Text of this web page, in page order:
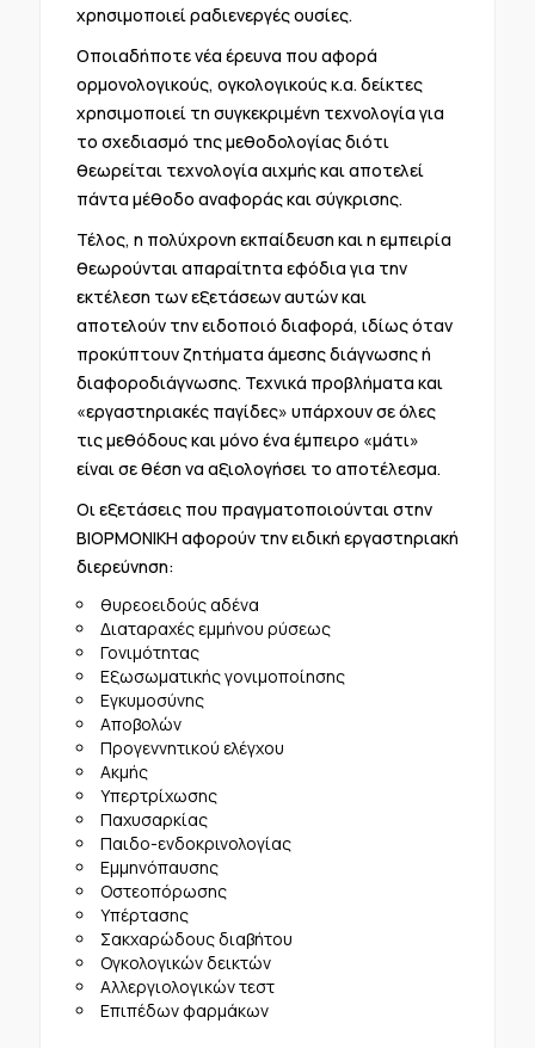
χρησιμοποιεί ραδιενεργές ουσίες.
Οποιαδήποτε νέα έρευνα που αφορά
ορμονολογικούς, ογκολογικούς κ.α. δείκτες
χρησιμοποιεί τη συγκεκριμένη τεχνολογία για
το σχεδιασμό της μεθοδολογίας διότι
θεωρείται τεχνολογία αιχμής και αποτελεί
πάντα μέθοδο αναφοράς και σύγκρισης.
Τέλος, η πολύχρονη εκπαίδευση και η εμπειρία
θεωρούνται απαραίτητα εφόδια για την
εκτέλεση των εξετάσεων αυτών και
αποτελούν την ειδοποιό διαφορά, ιδίως όταν
προκύπτουν ζητήματα άμεσης διάγνωσης ή
διαφοροδιάγνωσης. Τεχνικά προβλήματα και
«εργαστηριακές παγίδες» υπάρχουν σε όλες
τις μεθόδους και μόνο ένα έμπειρο «μάτι»
είναι σε θέση να αξιολογήσει το αποτέλεσμα.
Οι εξετάσεις που πραγματοποιούνται στην
ΒΙΟΡΜΟΝΙΚΗ αφορούν την ειδική εργαστηριακή
διερεύνηση:
θυρεοειδούς αδένα
Διαταραχές εμμήνου ρύσεως
Γονιμότητας
Εξωσωματικής γονιμοποίησης
Εγκυμοσύνης
Αποβολών
Προγεννητικού ελέγχου
Ακμής
Υπερτρίχωσης
Παχυσαρκίας
Παιδο-ενδοκρινολογίας
Εμμηνόπαυσης
Οστεοπόρωσης
Υπέρτασης
Σακχαρώδους διαβήτου
Ογκολογικών δεικτών
Αλλεργιολογικών τεστ
Επιπέδων φαρμάκων